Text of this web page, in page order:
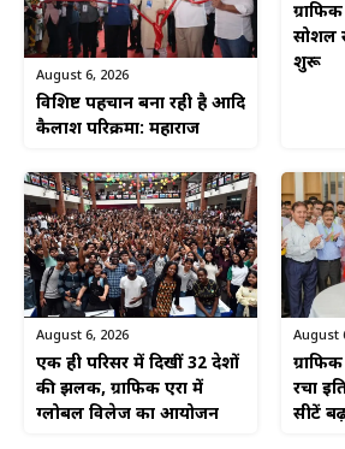
August 6, 2026
विशिष्ट पहचान बना रही है आदि
कैलाश परिक्रमा: महाराज
सोशल
शुरू
August 6, 2026
एक ही परिसर में दिखीं 32 देशों
की झलक, ग्राफिक एरा में
ग्लोबल विलेज का आयोजन
August
रचा
सीटें